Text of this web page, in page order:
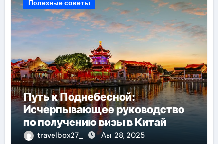
Полезные советы
Путь к Поднебесной:
Исчерпывающее руководство
по получению визы в Китай
travelbox27_ Авг 28, 2025